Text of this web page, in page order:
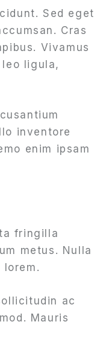
Sed eget
Cras
Vivamus
ligula,
inventore
enim ipsam
fringilla
metus. Nulla
ac
Mauris